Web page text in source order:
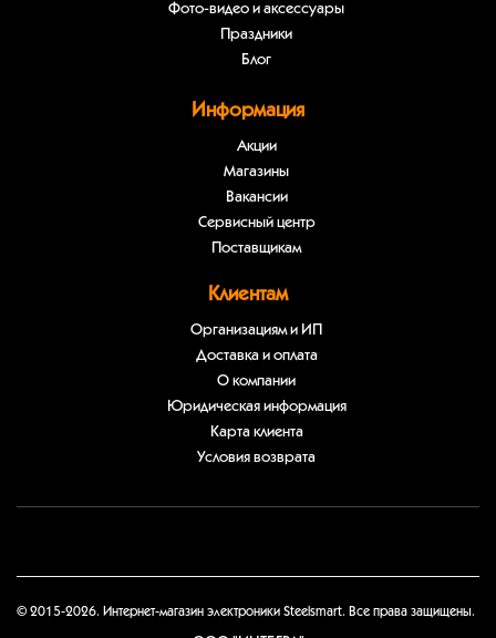
Фото-видео и аксессуары
Праздники
Блог
Информация
Акции
Магазины
Вакансии
Сервисный центр
Поставщикам
Клиентам
Организациям и ИП
Доставка и оплата
О компании
Юридическая информация
Карта клиента
Условия возврата
© 2015-2026. Интернет-магазин электроники Steelsmart. Все права защищены.